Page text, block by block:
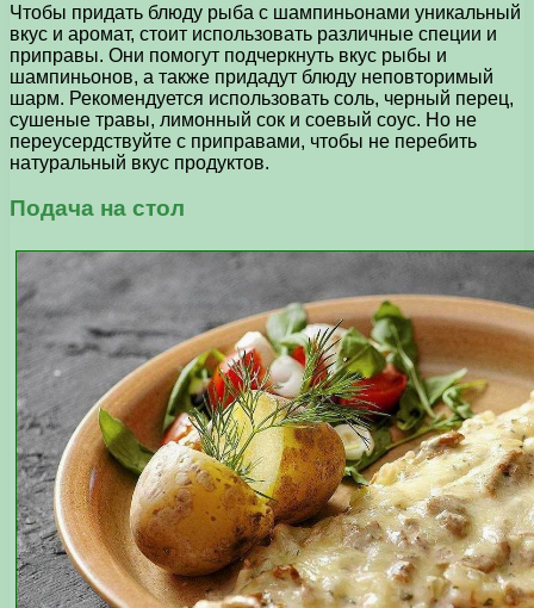
Чтобы придать блюду рыба с шампиньонами уникальный
вкус и аромат, стоит использовать различные специи и
приправы. Они помогут подчеркнуть вкус рыбы и
шампиньонов, а также придадут блюду неповторимый
шарм. Рекомендуется использовать соль, черный перец,
сушеные травы, лимонный сок и соевый соус. Но не
переусердствуйте с приправами, чтобы не перебить
натуральный вкус продуктов.
Подача на стол